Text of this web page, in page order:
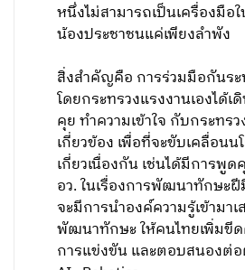
หนึ่งไม่สามารถเป็นเครื่องมือ
น้องประชาชนแค่เพียงลำพัง
สิ่งสำคัญคือ การร่วมมือกันระ
โดยกระทรวงแรงงานเองได้
คุย ทำความเข้าใจ กับกระทร
เกี่ยวข้อง เพื่อที่จะขับเคลื่อน
เกี่ยวเนื่องกัน เช่นได้มีการพู
อว. ในเรื่องการพัฒนาทักษะฝี
จะมีการนำองค์ความรู้เข้ามาเ
พัฒนาทักษะ ให้คนไทยเพิ่มขีด
การแข่งขัน และตอบสนองต่